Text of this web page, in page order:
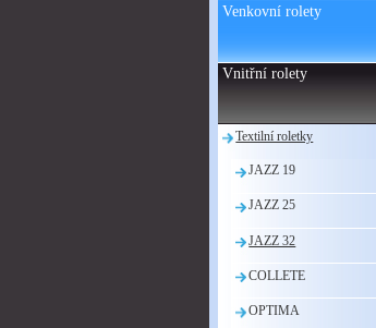
Venkovní rolety
Vnitřní rolety
Textilní roletky
JAZZ 19
JAZZ 25
JAZZ 32
COLLETE
OPTIMA